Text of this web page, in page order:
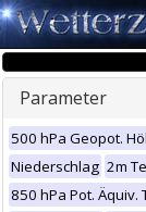
Parameter
500 hPa Geopot.
Niederschlag 2m
850 hPa Pot. Äquiv.